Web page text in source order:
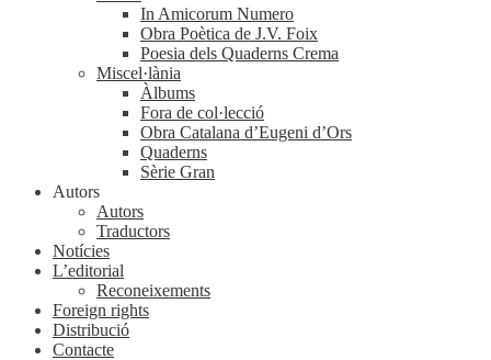
In Amicorum Numero
Obra Poètica de J.V. Foix
Poesia dels Quaderns Crema
Miscel·lània
Àlbums
Fora de col·lecció
Obra Catalana d’Eugeni d’Ors
Quaderns
Sèrie Gran
Autors
Autors
Traductors
Notícies
L’editorial
Reconeixements
Foreign rights
Distribució
Contacte